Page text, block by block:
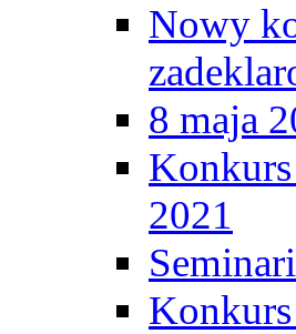
Nowy
8 maja
2021